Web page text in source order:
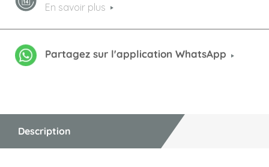
En savoir plus
Partagez sur l'application WhatsApp
Description